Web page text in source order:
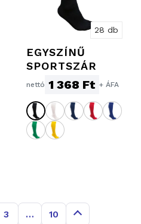
28 db
EGYSZÍNŰ
SPORTSZÁR
nettó 1 368 Ft + ÁFA
3 … 10